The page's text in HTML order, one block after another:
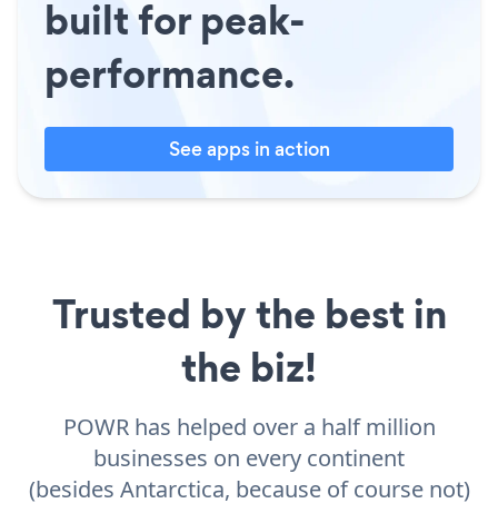
built for peak-
performance.
See apps in action
Trusted by the best in
the biz!
POWR has helped over a half million
businesses on every continent
(besides Antarctica, because of course not)